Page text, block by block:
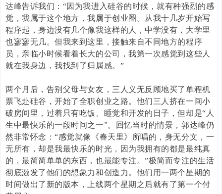
达峰告诉我们：“因为我进入硅谷的时候，就有种强烈的感
觉，我属于这个地方，我属于创业圈。从我十几岁开始写
程序起，身边没有几个像我这样的人，中学没有，大学里
也寥寥无几。但我来到这里，接触来自不同地方的程序
员，亲临小时候看着长大的公司，我第一次感觉到这些人
就在我身边，我找到了归属感。”
两个月后，告别父母与女友，三人义无反顾地买了单程机
票飞赴硅谷，开始了全职创业之路。他们三人挤在一间小
破房间里，过着只有吃饭、睡觉和开发的日子，但却是“人
生中最快乐的一段时间之一”。回忆当时的情景，郭达峰仍
然非常怀念：“感觉就像《春天里》所唱的，身无分文，一
无所有，却是我最快乐的时光，因为我拥有的都是最纯真
的，最简简单单的东西，也最能专注。”极简而专注的生活
彻底激发了他们的想象力和创造力。他们用一两个星期的
时间做出了新的版本，上线两个星期之后就有了第一个付